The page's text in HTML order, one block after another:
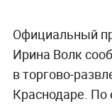
Официальный
Ирина Волк
в торгово-
Краснодаре. По